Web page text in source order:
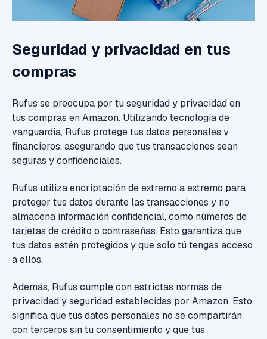
Seguridad y privacidad en tus
compras
Rufus se preocupa por tu seguridad y privacidad en
tus compras en Amazon. Utilizando tecnología de
vanguardia, Rufus protege tus datos personales y
financieros, asegurando que tus transacciones sean
seguras y confidenciales.
Rufus utiliza encriptación de extremo a extremo para
proteger tus datos durante las transacciones y no
almacena información confidencial, como números de
tarjetas de crédito o contraseñas. Esto garantiza que
tus datos estén protegidos y que solo tú tengas acceso
a ellos.
Además, Rufus cumple con estrictas normas de
privacidad y seguridad establecidas por Amazon. Esto
significa que tus datos personales no se compartirán
con terceros sin tu consentimiento y que tus